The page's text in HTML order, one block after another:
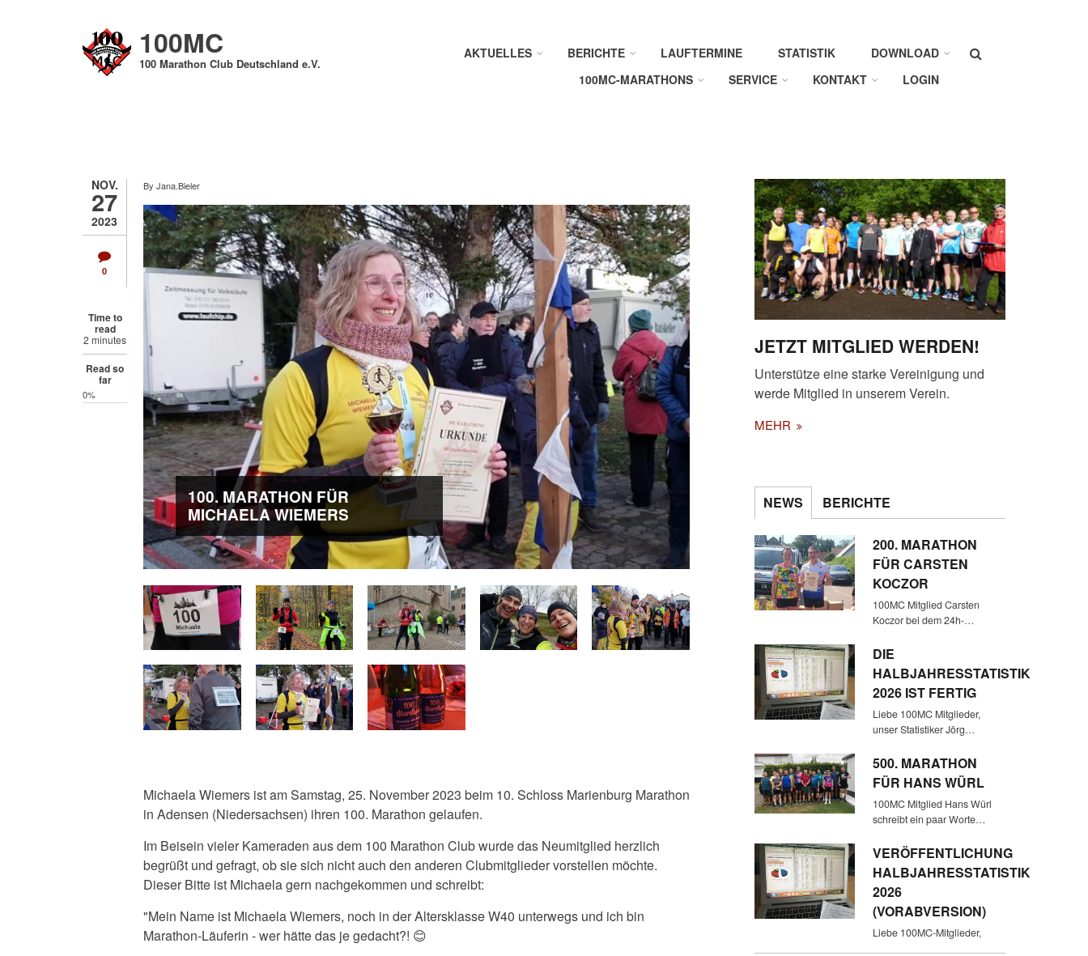
100MC
100 Marathon Club Deutschland e.V.
Suche
AKTUELLES BERICHTE LAUFTERMINE STATISTIK
DOWNLOAD
100MC-MARATHONS
SERVICE KONTAKT LOGIN
NOV.
27
2023
0
Time to
read
2 minutes
Read so
far
0%
By Jana.Bieler
100. MARATHON FÜR
MICHAELA WIEMERS
Michaela Wiemers ist am Samstag, 25. November 2023 beim 10. Schloss Marienburg Marathon
in Adensen (Niedersachsen) ihren 100. Marathon gelaufen.
Im Beisein vieler Kameraden aus dem 100 Marathon Club wurde das Neumitglied herzlich
begrüßt und gefragt, ob sie sich nicht auch den anderen Clubmitglieder vorstellen möchte.
Dieser Bitte ist Michaela gern nachgekommen und schreibt:
"Mein Name ist Michaela Wiemers, noch in der Altersklasse W40 unterwegs und ich bin
Marathon-Läuferin - wer hätte das je gedacht?! 😊
JETZT MITGLIED WERDEN!
Unterstütze eine starke Vereinigung und
werde Mitglied in unserem Verein.
MEHR
NEWS BERICHTE
200. MARATHON
FÜR CARSTEN
KOCZOR
100MC Mitglied Carsten
Koczor bei dem 24h-…
DIE
HALBJAHRESSTATISTIK
2026 IST FERTIG
Liebe 100MC Mitglieder,
unser Statistiker Jörg…
500. MARATHON
FÜR HANS WÜRL
100MC Mitglied Hans Würl
schreibt ein paar Worte…
VERÖFFENTLICHUNG
HALBJAHRESSTATISTIK
2026
(VORABVERSION)
Liebe 100MC-Mitglieder,